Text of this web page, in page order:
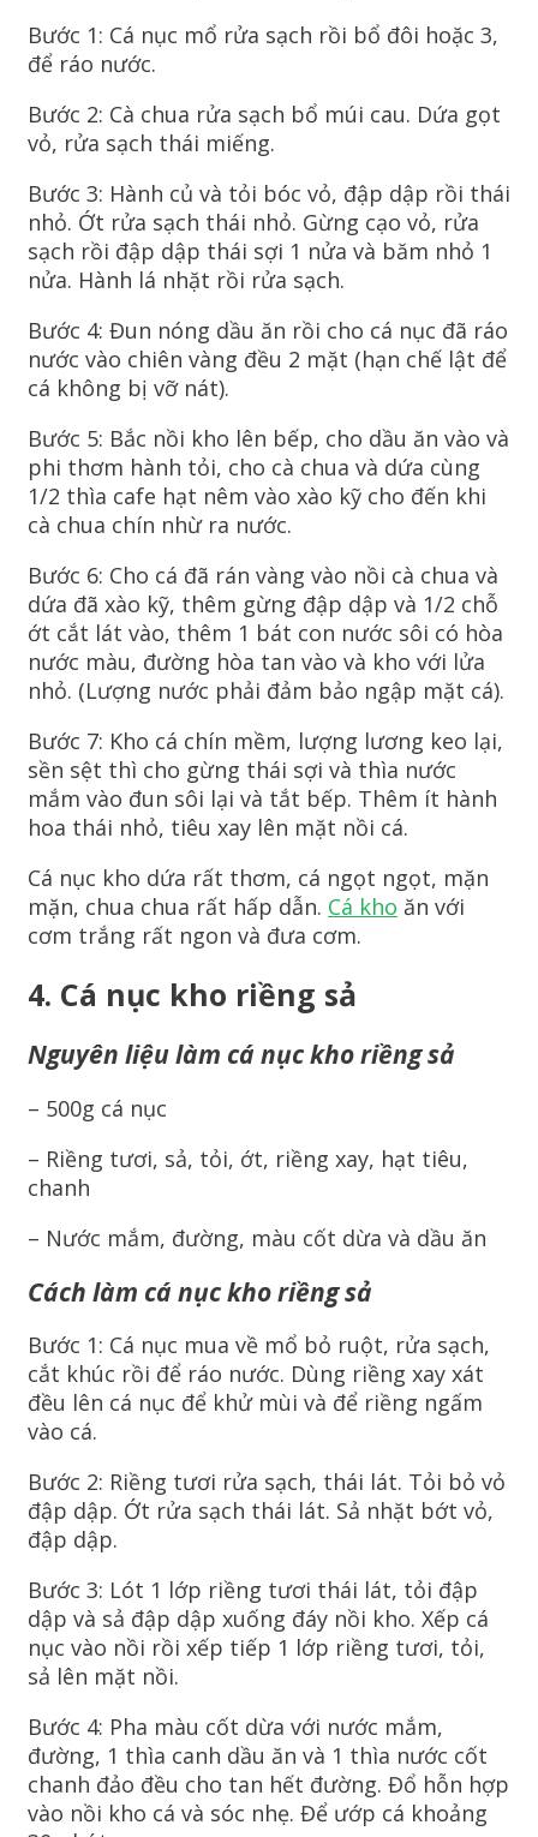
Bước 1: Cá nục mổ rửa sạch rồi bổ đôi hoặc 3,
để ráo nước.
Bước 2: Cà chua rửa sạch bổ múi cau. Dứa gọt
vỏ, rửa sạch thái miếng.
Bước 3: Hành củ và tỏi bóc vỏ, đập dập rồi thái
nhỏ. Ớt rửa sạch thái nhỏ. Gừng cạo vỏ, rửa
sạch rồi đập dập thái sợi 1 nửa và băm nhỏ 1
nửa. Hành lá nhặt rồi rửa sạch.
Bước 4: Đun nóng dầu ăn rồi cho cá nục đã ráo
nước vào chiên vàng đều 2 mặt (hạn chế lật để
cá không bị vỡ nát).
Bước 5: Bắc nồi kho lên bếp, cho dầu ăn vào và
phi thơm hành tỏi, cho cà chua và dứa cùng
1/2 thìa cafe hạt nêm vào xào kỹ cho đến khi
cà chua chín nhừ ra nước.
Bước 6: Cho cá đã rán vàng vào nồi cà chua và
dứa đã xào kỹ, thêm gừng đập dập và 1/2 chỗ
ớt cắt lát vào, thêm 1 bát con nước sôi có hòa
nước màu, đường hòa tan vào và kho với lửa
nhỏ. (Lượng nước phải đảm bảo ngập mặt cá).
Bước 7: Kho cá chín mềm, lượng lương keo lại,
sền sệt thì cho gừng thái sợi và thìa nước
mắm vào đun sôi lại và tắt bếp. Thêm ít hành
hoa thái nhỏ, tiêu xay lên mặt nồi cá.
Cá nục kho dứa rất thơm, cá ngọt ngọt, mặn
mặn, chua chua rất hấp dẫn. Cá kho ăn với
cơm trắng rất ngon và đưa cơm.
4. Cá nục kho riềng sả
Nguyên liệu làm cá nục kho riềng sả
– 500g cá nục
– Riềng tươi, sả, tỏi, ớt, riềng xay, hạt tiêu,
chanh
– Nước mắm, đường, màu cốt dừa và dầu ăn
Cách làm cá nục kho riềng sả
Bước 1: Cá nục mua về mổ bỏ ruột, rửa sạch,
cắt khúc rồi để ráo nước. Dùng riềng xay xát
đều lên cá nục để khử mùi và để riềng ngấm
vào cá.
Bước 2: Riềng tươi rửa sạch, thái lát. Tỏi bỏ vỏ
đập dập. Ớt rửa sạch thái lát. Sả nhặt bớt vỏ,
đập dập.
Bước 3: Lót 1 lớp riềng tươi thái lát, tỏi đập
dập và sả đập dập xuống đáy nồi kho. Xếp cá
nục vào nồi rồi xếp tiếp 1 lớp riềng tươi, tỏi,
sả lên mặt nồi.
Bước 4: Pha màu cốt dừa với nước mắm,
đường, 1 thìa canh dầu ăn và 1 thìa nước cốt
chanh đảo đều cho tan hết đường. Đổ hỗn hợp
vào nồi kho cá và sóc nhẹ. Để ướp cá khoảng